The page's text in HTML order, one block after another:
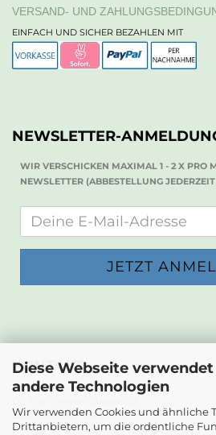
Diese Webseite
andere Technologien
Wir verwenden Cookies und ähnliche
Drittanbietern, um die ordentliche
VERSAND- UND
EINFACH UND SICHER BEZAHLEN MIT
NEWSLETTER-
WIR VERSCHICKEN MAXIMAL 1 - 2 X PRO
NEWSLETTER (ABBESTELLUNG
KONTAKT
Die Papierwerkstatt
2232 Deutsch-Wagram